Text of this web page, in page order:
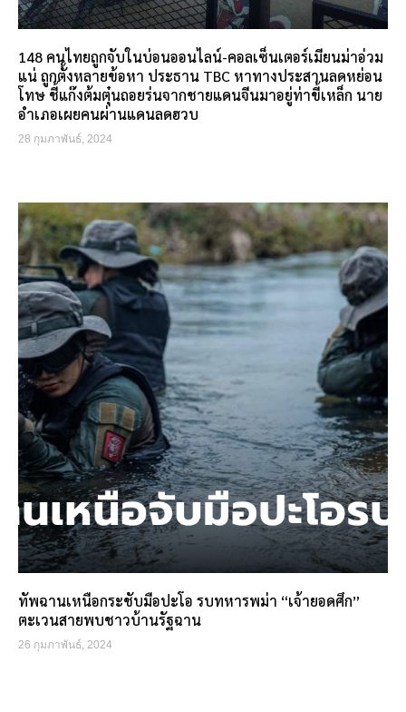
148 คนไทยถูกจับในบ่อนออนไลน์-คอลเซ็นเตอร์เมียนม่าอ่วม
แน่ ถูกตั้งหลายข้อหา ประธาน TBC หาทางประสานลดหย่อน
โทษ ชี้แก๊งต้มตุ๋นถอยร่นจากชายแดนจีนมาอยู่ท่าขี้เหล็ก นาย
อำเภอเผยคนผ่านแดนลดฮวบ
28 กุมภาพันธ์, 2024
ทัพฉานเหนือกระชับมือปะโอ รบทหารพม่า “เจ้ายอดศึก”
ตะเวนสายพบชาวบ้านรัฐฉาน
26 กุมภาพันธ์, 2024